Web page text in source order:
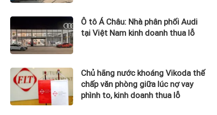
Ô tô Á Châu: Nhà phân phối Audi
tại Việt Nam kinh doanh thua lỗ
Chủ hãng nước khoáng Vikoda thế
chấp văn phòng giữa lúc nợ vay
phình to, kinh doanh thua lỗ